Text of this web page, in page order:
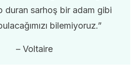
duran sarhoş bir adam gibi
bilemiyoruz.”
– Voltaire